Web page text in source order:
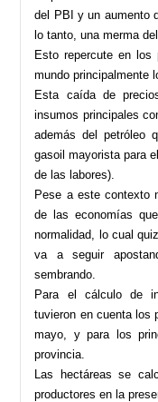
del PBI y un aumento
lo tanto, una merma
Esto repercute en los
mundo principalmente
Esta caída de
insumos principales
además del petróleo
gasoil mayorista para
de las labores).
Pese a este contexto
de las economías
normalidad, lo cual
va a seguir
sembrando.
Para el cálculo de
tuvieron en cuenta los
mayo, y para los
provincia.
Las hectáreas se
productores en la